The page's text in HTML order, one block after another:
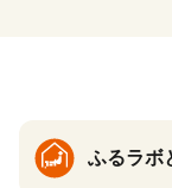
ふるラボ